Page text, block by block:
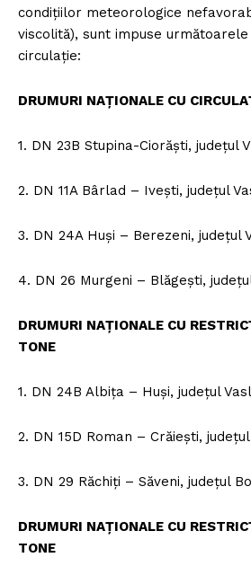
condițiilor meteorologice
viscolită), sunt impuse
circulație:
DRUMURI NAȚIONALE CU
1. DN 23B Stupina-Ciorăști, județul
2. DN 11A Bârlad – Ivești, județul
3. DN 24A Huși – Berezeni, județul
4. DN 26 Murgeni – Blăgești,
DRUMURI NAȚIONALE CU
TONE
1. DN 24B Albița – Huși, județul
2. DN 15D Roman – Crăiești,
3. DN 29 Răchiți – Săveni, județul
DRUMURI NAȚIONALE CU
TONE